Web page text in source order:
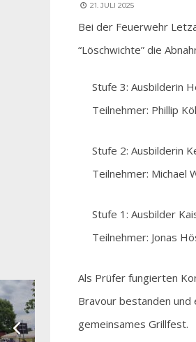
21. JULI 2025
Bei der Feuerwehr
“Löschwichte” die
Stufe 3: Ausbilderin
Teilnehmer: Phillip
Stufe 2: Ausbilderin
Teilnehmer: Michael
Stufe 1: Ausbilder
Teilnehmer: Jonas
Als Prüfer fungierten
Bravour bestanden und
gemeinsames Grillfest.